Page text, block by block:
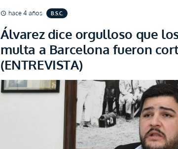
schedule hace 4 años B.S.C.
Álvarez dice orgulloso que
multa a Barcelona fueron
(ENTREVISTA)